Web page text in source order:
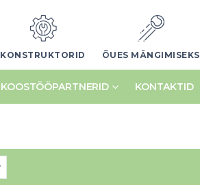
KONSTRUKTORID ÕUES MÄNGIMISEKS
KOOSTÖÖPARTNERID KONTAKTID